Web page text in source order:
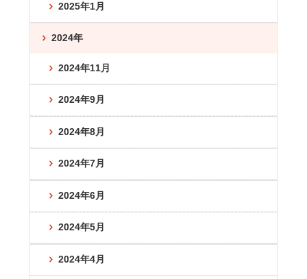
2025年1月
2024年
2024年11月
2024年9月
2024年8月
2024年7月
2024年6月
2024年5月
2024年4月